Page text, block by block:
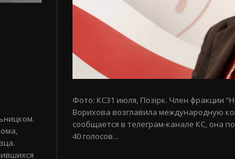
Фото: КС31 июля, Позірк. Член фракции
Ворихова возглавила международную
сообщается в телеграм-канале КС, она
40 голосов...